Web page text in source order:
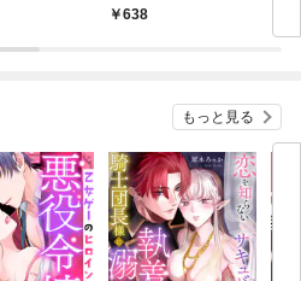
誌]
638
もっと見る